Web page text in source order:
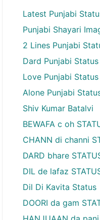
Latest Punjabi
Punjabi Shayari
2 Lines Punjabi
Dard Punjabi Status
Love Punjabi Status
Alone Punjabi
Shiv Kumar Batalvi
BEWAFA c oh
CHANN di channi
DARD bhare
DIL de lafaz
Dil Di Kavita Status
DOORI da gam